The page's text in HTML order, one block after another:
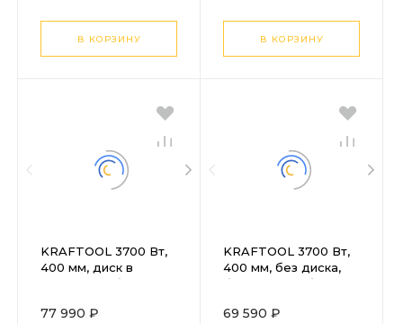
В КОРЗИНУ В КОРЗИНУ
KRAFTOOL 3700 Вт,
400 мм, диск в
комплекте, бензорез
(бетонорез) (K770-16
77 990 ₽
KRAFTOOL 3700 Вт,
400 мм, без диска,
бензорез по бетону
69 590 ₽